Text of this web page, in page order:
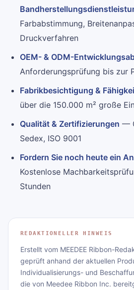
Farbabstimmung,
Druckverfahren
OEM- & ODM-
Anforderungsprüfung bis zur
Fabrikbesichtigung &
über die 150.000 m² große
Qualität & Zertifizierungen —
Sedex, ISO 9001
Fordern Sie noch heute ein
Kostenlose
Stunden
REDAKTIONELLER HINWEIS
Erstellt vom MEEDEE Ribbon-
geprüft anhand der aktuellen
Individualisierungs- und
die von Meedee Ribbon Inc.